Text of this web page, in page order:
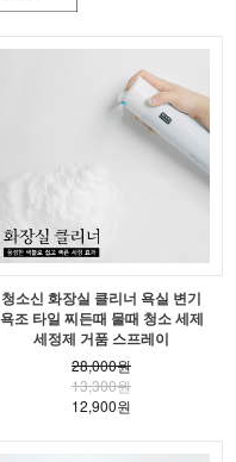
청소신 화장실 클리너 욕실 변기
욕조 타일 찌든때 물때 청소 세제
세정제 거품 스프레이
28,000원
13,300원
12,900원